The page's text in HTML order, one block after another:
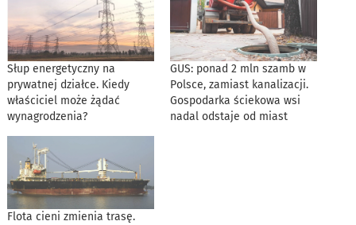
Słup energetyczny na
prywatnej działce. Kiedy
właściciel może żądać
wynagrodzenia?
GUS: ponad 2 mln szamb w
Polsce, zamiast kanalizacji.
Gospodarka ściekowa wsi
nadal odstaje od miast
Flota cieni zmienia trasę.